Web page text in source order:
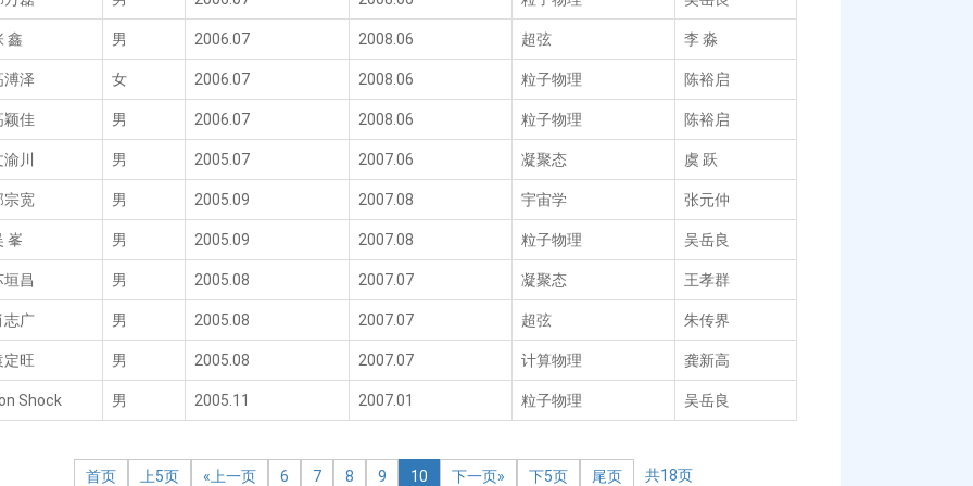
鑫 男 2006.07 2008.06 超弦 李 淼
溥泽 女 2006.07 2008.06 粒子物理 陈裕启
颖佳 男 2006.07 2008.06 粒子物理 陈裕启
川 男 2005.07 2007.06 凝聚态 虞 跃
宗宽 男 2005.09 2007.08 宇宙学 张元仲
峯 男 2005.09 2007.08 粒子物理 吴岳良
垣昌 男 2005.08 2007.07 凝聚态 王孝群
志广 男 2005.08 2007.07 超弦 朱传界
定旺 男 2005.08 2007.07 计算物理 龚新高
Shock 男 2005.11 2007.01 粒子物理 吴岳良
首页 上5页 «上一页 6 7 8 9 10 下一页» 下5页 尾页 共18页